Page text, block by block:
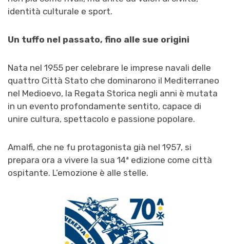
identità culturale e sport.
Un tuffo nel passato, fino alle sue origini
Nata nel 1955 per celebrare le imprese navali delle
quattro Città Stato che dominarono il Mediterraneo
nel Medioevo, la Regata Storica negli anni è mutata
in un evento profondamente sentito, capace di
unire cultura, spettacolo e passione popolare.
Amalfi, che ne fu protagonista già nel 1957, si
prepara ora a vivere la sua 14ª edizione come città
ospitante. L’emozione è alle stelle.